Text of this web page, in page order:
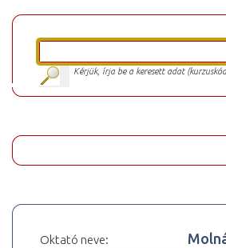
Kérjük, írja be a keresett adat
Oktató neve: